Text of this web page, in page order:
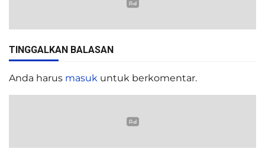
TINGGALKAN BALASAN
Anda harus masuk untuk berkomentar.